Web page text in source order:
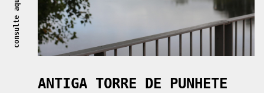
ANTIGA TORRE DE PUNHETE